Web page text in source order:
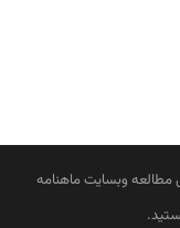
مطالعه وبسایت ماهنامه